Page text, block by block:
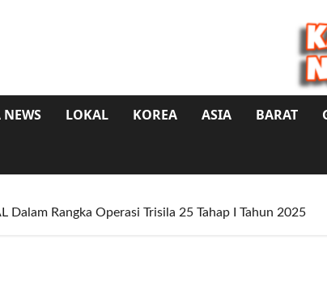
LOKAL KOREA ASIA BARAT
Dalam Rangka Operasi Trisila 25 Tahap I Tahun 2025